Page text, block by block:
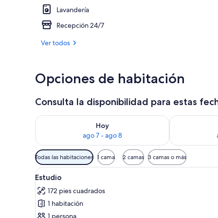
Lavandería
Recepción 24/7
Ver todos
Opciones de habitación
Consulta la disponibilidad para estas
Hoy
ago 7 - ago 8
Consulta la disponibilidad para hoy ago 7 - ago 8
Consulta la
Filtros
disponibles
para
las
habitaciones
Todas las habitaciones 1 cama 2 camas 3 camas o más
Abrir
todas
las
fotos
Un dormitorio con escritorio,
5
Estudio
172 pies cuadrados
1 habitación
1 persona